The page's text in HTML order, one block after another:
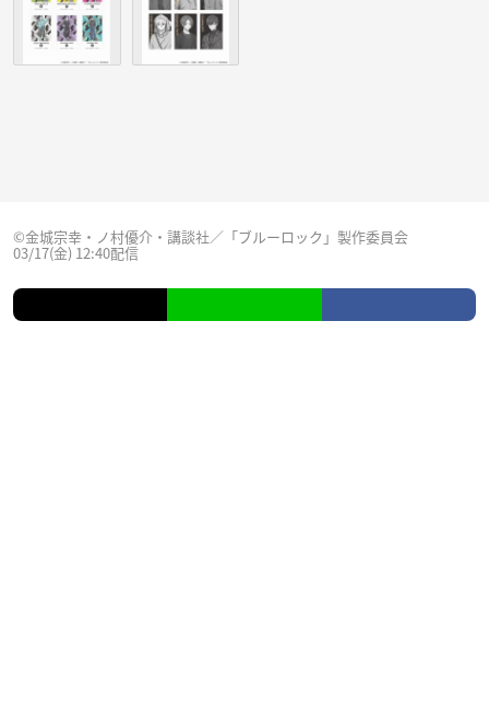
©金城宗幸・ノ村優介・講談社／「ブルーロック」製作委員会
03/17(金) 12:40配信